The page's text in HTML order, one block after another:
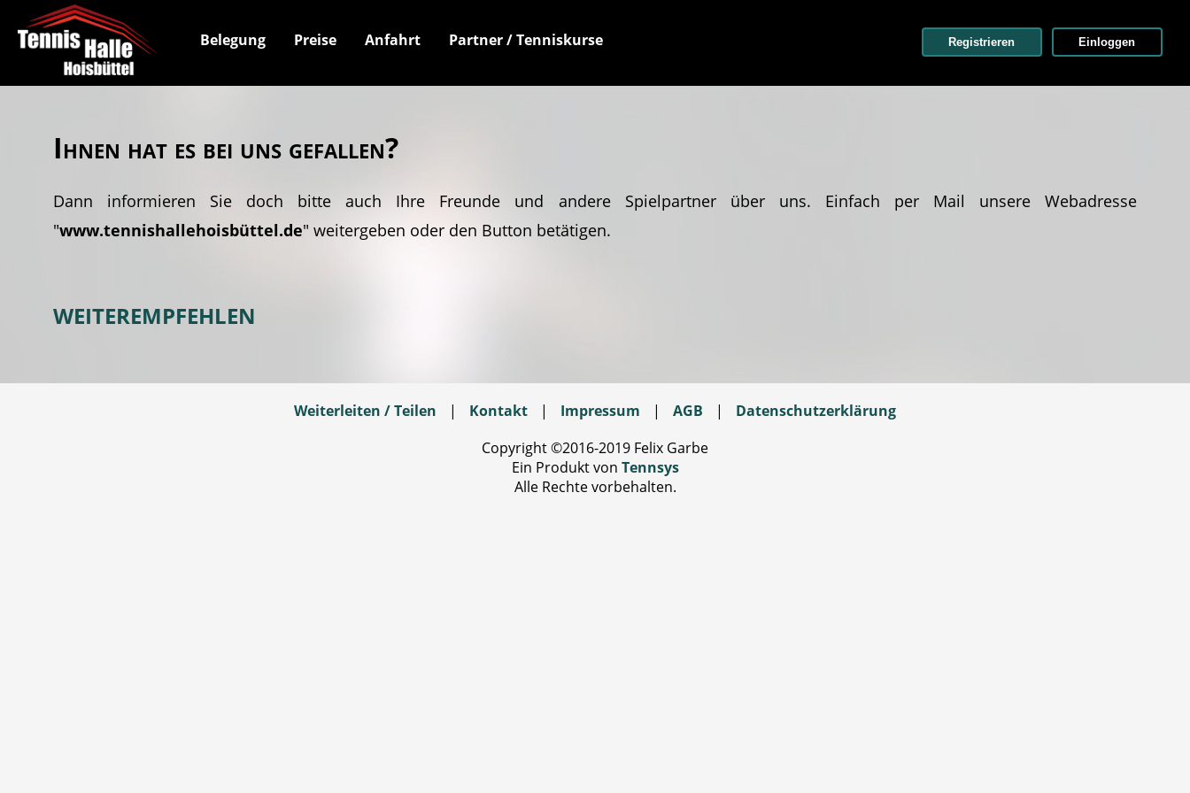
Belegung Preise Anfahrt Partner / Tenniskurse Registrieren Einloggen
Ihnen hat es bei uns gefallen?
Dann informieren Sie doch bitte auch Ihre Freunde und andere Spielpartner über uns. Einfach per Mail unsere Webadresse
"www.tennishallehoisbüttel.de" weitergeben oder den Button betätigen.
WEITEREMPFEHLEN
Weiterleiten / Teilen | Kontakt | Impressum | AGB |
Datenschutzerklärung
Copyright ©2016-2019 Felix Garbe
Ein Produkt von Tennsys
Alle Rechte vorbehalten.